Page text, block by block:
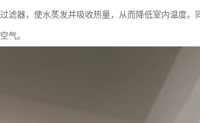
滤器，使水蒸发并吸收热量，从而降低室内温度
气。